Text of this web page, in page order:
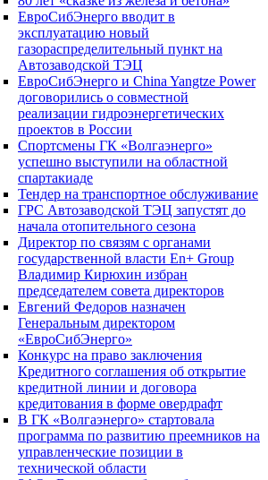
ЕвроСибЭнерго вводит в
эксплуатацию новый
газораспределительный пункт на
Автозаводской ТЭЦ
ЕвроСибЭнерго и China Yangtze Power
договорились о совместной
реализации гидроэнергетических
проектов в России
Спортсмены ГК «Волгаэнерго»
успешно выступили на областной
спартакиаде
Тендер на транспортное обслуживание
ГРС Автозаводской ТЭЦ запустят до
начала отопительного сезона
Директор по связям с органами
государственной власти En+ Group
Владимир Кирюхин избран
председателем совета директоров
Евгений Федоров назначен
Генеральным директором
«ЕвроСибЭнерго»
Конкурс на право заключения
Кредитного соглашения об открытие
кредитной линии и договора
кредитования в форме овердрафт
В ГК «Волгаэнерго» стартовала
программа по развитию преемников на
управленческие позиции в
технической области